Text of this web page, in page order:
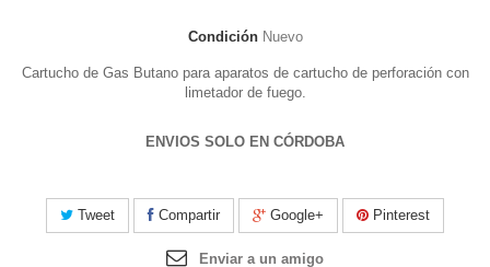
Condición Nuevo
Cartucho de Gas Butano para aparatos de cartucho de perforación con
limetador de fuego.
ENVIOS SOLO EN CÓRDOBA
Tweet Compartir Google+ Pinterest
Enviar a un amigo